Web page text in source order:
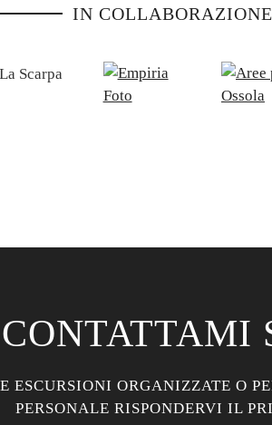
IN
CONTATTAMI
ORGANIZZATE O
PERSONALE RISPONDERVI IL